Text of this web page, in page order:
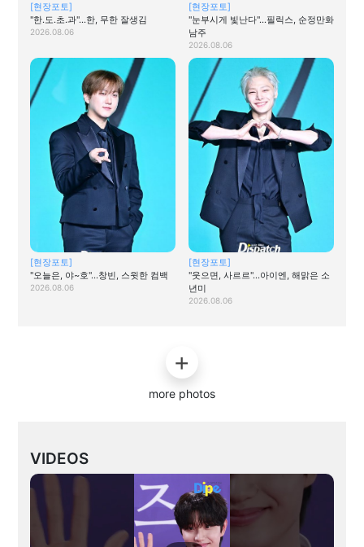
[현장포토]
"한.도.초.과"…한, 무한 잘생김
2026.08.06
[현장포토]
"눈부시게 빛난다"…필릭스, 순정만화
남주
2026.08.06
[현장포토]
"오늘은, 야~호"…창빈, 스윗한 컴백
2026.08.06
[현장포토]
"웃으면, 사르르"…아이엔, 해맑은 소
년미
2026.08.06
more photos
VIDEOS